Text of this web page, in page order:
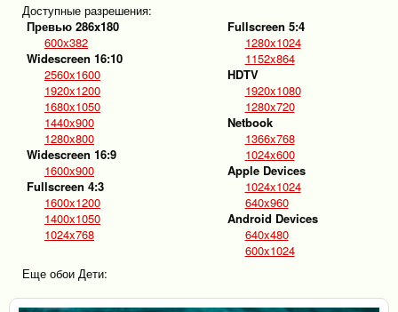
Доступные разрешения:
Превью 286x180
600x382
Widescreen 16:10
2560x1600
1920x1200
1680x1050
1440x900
1280x800
Widescreen 16:9
1600x900
Fullscreen 4:3
1600x1200
1400x1050
1024x768
Fullscreen 5:4
1280x1024
1152x864
HDTV
1920x1080
1280x720
Netbook
1366x768
1024x600
Apple Devices
1024x1024
640x960
Android Devices
640x480
600x1024
Еще обои Дети: